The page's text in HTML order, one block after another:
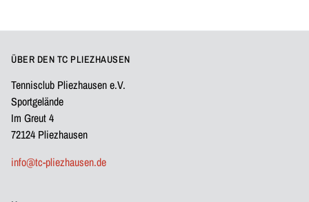
ÜBER DEN TC PLIEZHAUSEN
Tennisclub Pliezhausen e.V.
Sportgelände
Im Greut 4
72124 Pliezhausen
info@tc-pliezhausen.de